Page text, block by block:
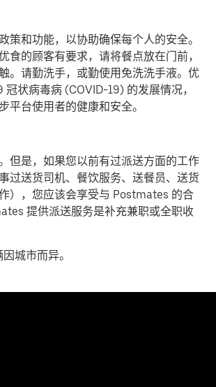
策和功能，以协助确保每个人的安全。
食的顾客有要求，请将餐点放在门前，
。请勤洗手，或勤使用免洗洗手液。优
冠状病毒病 (COVID-19) 的发展情况，
平台使用者的健康和安全。
但是，如果您以前有过派送方面的工作
过送货司机、餐饮服务、送餐员、送货
），您应该会享受与 Postmates 的合
提供派送服务是补充兼职或全职收
城市而异。